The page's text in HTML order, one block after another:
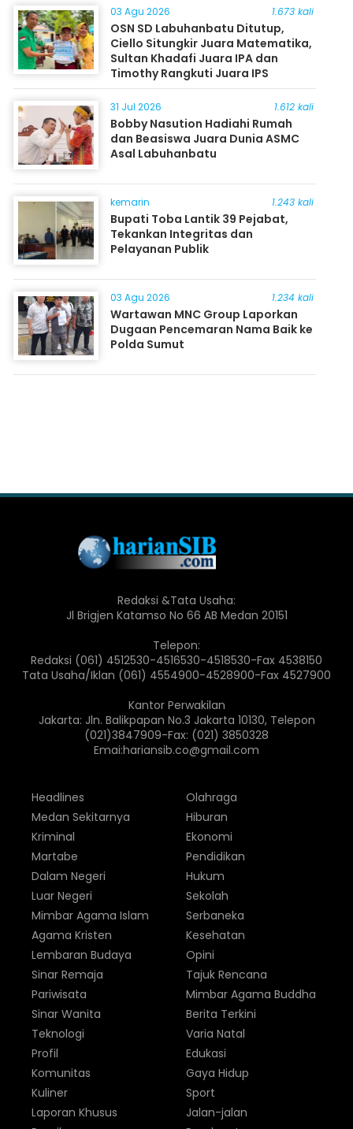
03 Agu 2026 1.673 kali
OSN SD Labuhanbatu Ditutup,
Ciello Situngkir Juara Matematika,
Sultan Khadafi Juara IPA dan
Timothy Rangkuti Juara IPS
31 Jul 2026 1.612 kali
Bobby Nasution Hadiahi Rumah
dan Beasiswa Juara Dunia ASMC
Asal Labuhanbatu
kemarin 1.243 kali
Bupati Toba Lantik 39 Pejabat,
Tekankan Integritas dan
Pelayanan Publik
03 Agu 2026 1.234 kali
Wartawan MNC Group Laporkan
Dugaan Pencemaran Nama Baik ke
Polda Sumut
Redaksi &Tata Usaha:
Jl Brigjen Katamso No 66 AB Medan 20151
Telepon:
Redaksi (061) 4512530-4516530-4518530-Fax 4538150
Tata Usaha/Iklan (061) 4554900-4528900-Fax 4527900
Kantor Perwakilan
Jakarta: Jln. Balikpapan No.3 Jakarta 10130, Telepon
(021)3847909-Fax: (021) 3850328
Emai:hariansib.co@gmail.com
Headlines
Medan Sekitarnya
Kriminal
Martabe
Dalam Negeri
Luar Negeri
Olahraga
Hiburan
Ekonomi
Pendidikan
Hukum
Sekolah
Mimbar Agama Islam
Agama Kristen
Lembaran Budaya
Sinar Remaja
Pariwisata
Sinar Wanita
Serbaneka
Kesehatan
Opini
Tajuk Rencana
Mimbar Agama Buddha
Berita Terkini
Teknologi
Profil
Komunitas
Kuliner
Laporan Khusus
Varia Natal
Edukasi
Gaya Hidup
Sport
Jalan-jalan